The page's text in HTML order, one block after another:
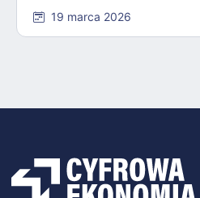
19 marca 2026